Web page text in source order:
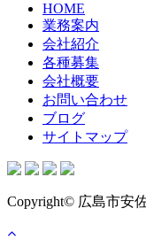
HOME
業務案内
会社紹介
各種募集
会社概要
お問い合わせ
ブログ
サイトマップ
Copyright© 広島市安